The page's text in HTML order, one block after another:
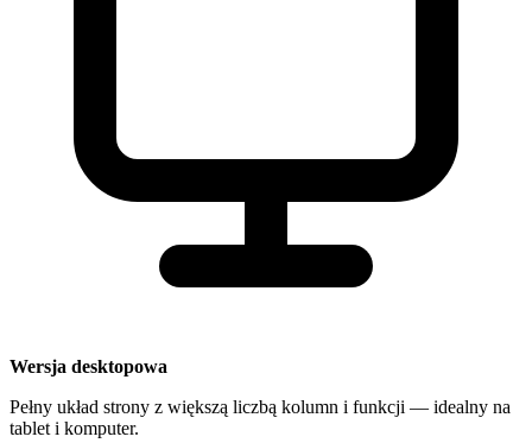
Wersja desktopowa
Pełny układ strony z większą liczbą kolumn i funkcji — idealny na
tablet i komputer.